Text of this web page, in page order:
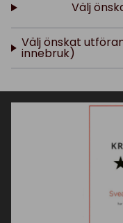
Välj
Välj önskat
innebruk)